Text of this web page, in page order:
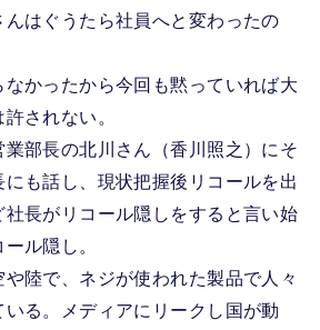
はぐうたら社員へと変わったの
かったから今回も黙っていれば大
されない。
業部長の北川さん（香川照之）にそ
も話し、現状把握後リコールを出
長がリコール隠しをすると言い始
ル隠し。
陸で、ネジが使われた製品で人々
る。メディアにリークし国が動